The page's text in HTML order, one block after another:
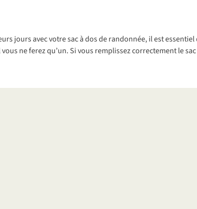
jours avec votre sac à dos de randonnée, il est
ne ferez qu’un. Si vous remplissez correctement le